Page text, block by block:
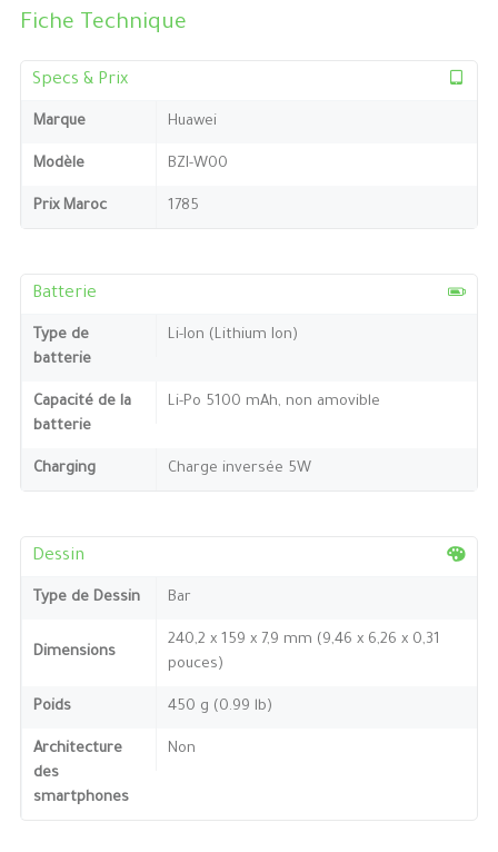
Fiche Technique
Specs & Prix
Marque Huawei
Modèle BZI-W00
Prix Maroc 1785
Batterie
Type de
batterie
Li-Ion (Lithium Ion)
Capacité de la
batterie
Li-Po 5100 mAh, non amovible
Charging Charge inversée 5W
Dessin
Type de Dessin Bar
Dimensions
240,2 x 159 x 7,9 mm (9,46 x 6,26 x 0,31
pouces)
Poids 450 g (0.99 lb)
Architecture
des
smartphones
Non